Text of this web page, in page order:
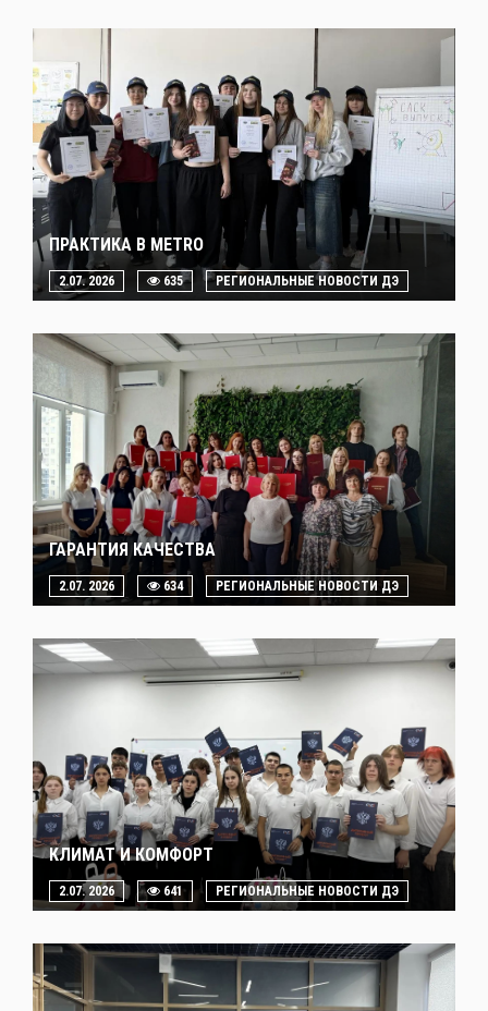
ПРАКТИКА В METRO
2.07. 2026 635 РЕГИОНАЛЬНЫЕ НОВОСТИ ДЭ
ГАРАНТИЯ КАЧЕСТВА
2.07. 2026 634 РЕГИОНАЛЬНЫЕ НОВОСТИ ДЭ
КЛИМАТ И КОМФОРТ
2.07. 2026 641 РЕГИОНАЛЬНЫЕ НОВОСТИ ДЭ